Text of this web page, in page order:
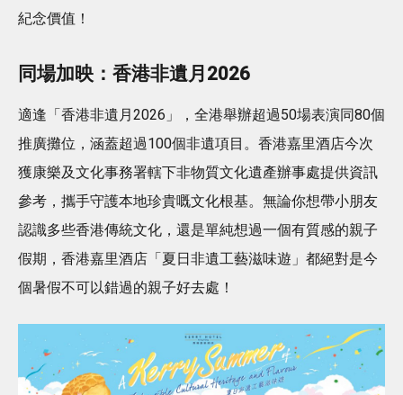
紀念價值！
同場加映：香港非遺月2026
適逢「香港非遺月2026」，全港舉辦超過50場表演同80個
推廣攤位，涵蓋超過100個非遺項目。香港嘉里酒店今次
獲康樂及文化事務署轄下非物質文化遺產辦事處提供資訊
參考，攜手守護本地珍貴嘅文化根基。無論你想帶小朋友
認識多些香港傳統文化，還是單純想過一個有質感的親子
假期，香港嘉里酒店「夏日非遺工藝滋味遊」都絕對是今
個暑假不可以錯過的親子好去處！